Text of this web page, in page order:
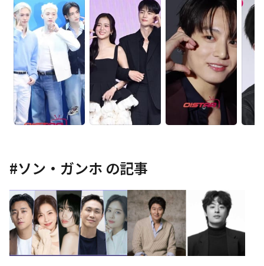
#ソン・ガンホ の記事